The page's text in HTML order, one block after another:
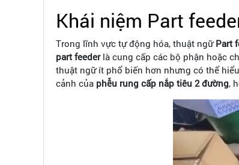
Khái niệm Part
Trong lĩnh vực tự động hóa, thuật ngữ Part
part feederlà cung cấp các bộ phận hoặc
thuật ngữ ít phổ biến hơn nhưng có thể
cảnh của phễu rung cấp nắp tiêu 2 đường,